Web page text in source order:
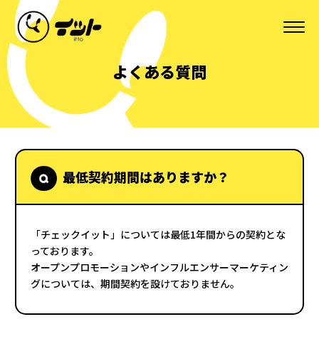
よくある質問
最低契約期間はありますか？
「チェックイット」については最低1年間からの契約とな
っております。
オープンプロモーションやインフルエンサーマーケティン
グについては、期間契約を設けておりません。